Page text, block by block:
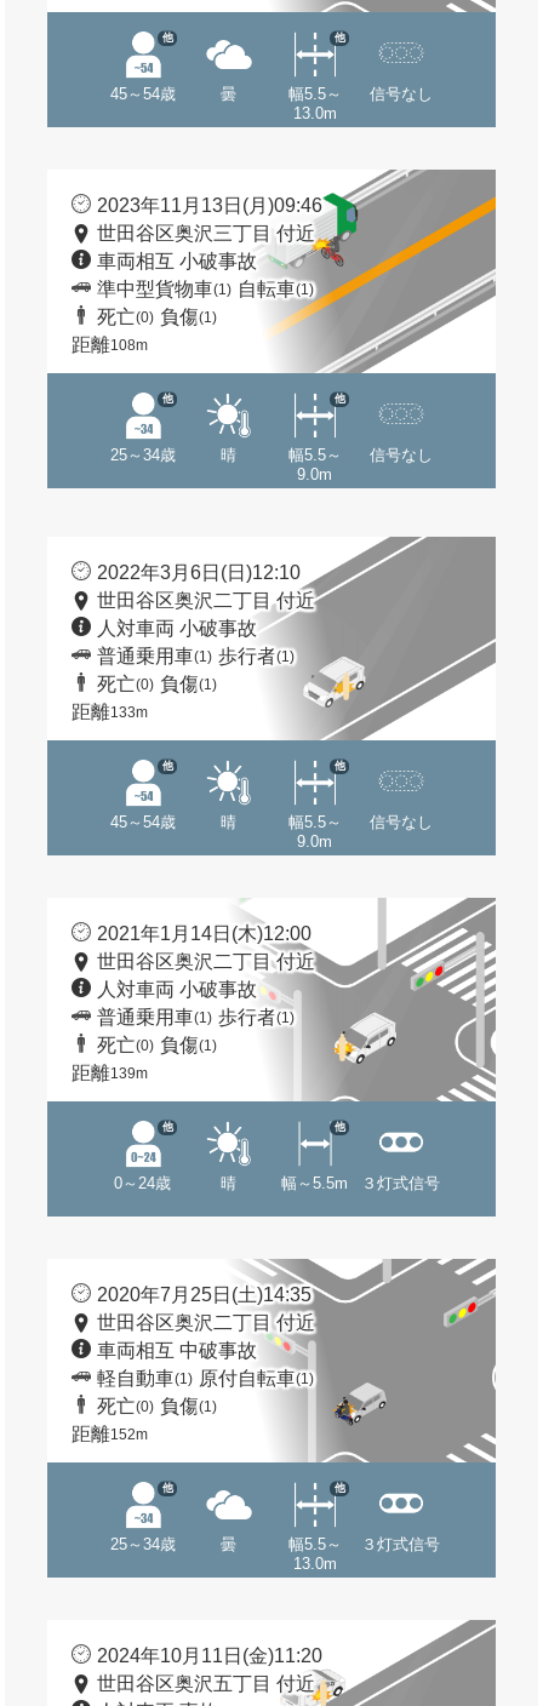
45～54歳
他
曇
幅5.5～
13.0m
他
信号なし
2023年11月13日(月)09:46
世田谷区奥沢三丁目 付近
車両相互 小破事故
準中型貨物車(1) 自転車(1)
死亡(0) 負傷(1)
距離108m
25～34歳
他
晴
幅5.5～
9.0m
他
信号なし
2022年3月6日(日)12:10
世田谷区奥沢二丁目 付近
人対車両 小破事故
普通乗用車(1) 歩行者(1)
死亡(0) 負傷(1)
距離133m
45～54歳
他
晴
幅5.5～
9.0m
他
信号なし
2021年1月14日(木)12:00
世田谷区奥沢二丁目 付近
人対車両 小破事故
普通乗用車(1) 歩行者(1)
死亡(0) 負傷(1)
距離139m
0～24歳
他
晴 幅～5.5m
他
３灯式信号
2020年7月25日(土)14:35
世田谷区奥沢二丁目 付近
車両相互 中破事故
軽自動車(1) 原付自転車(1)
死亡(0) 負傷(1)
距離152m
25～34歳
他
曇
幅5.5～
13.0m
他
３灯式信号
2024年10月11日(金)11:20
世田谷区奥沢五丁目 付近